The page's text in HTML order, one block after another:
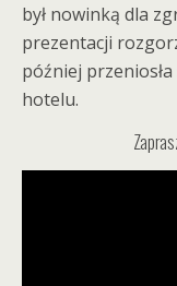
był nowinką dla
prezentacji
później
hotelu.